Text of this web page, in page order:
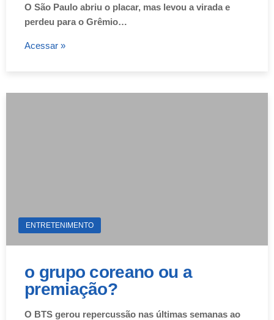
O São Paulo abriu o placar, mas levou a virada e
perdeu para o Grêmio…
Acessar »
ENTRETENIMENTO
o grupo coreano ou a
premiação?
O BTS gerou repercussão nas últimas semanas ao